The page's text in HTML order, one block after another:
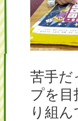
苦手だ
プを
り組